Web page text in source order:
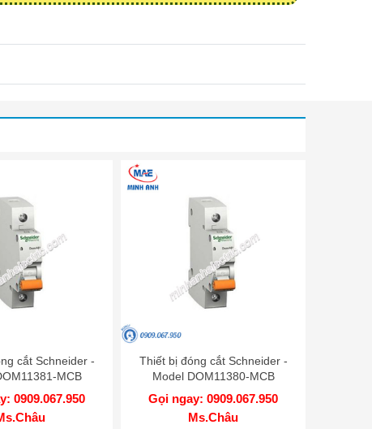
cắt Schneider -
MCB
0909.067.950
Thiết bị đóng cắt Schneider -
Model DOM11380-MCB
Gọi ngay: 0909.067.950
Ms.Châu